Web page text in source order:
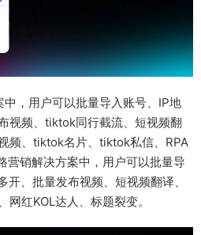
，用户可以批量导入账号、IP地
视频、tiktok同行截流、短视频翻
频、tiktok名片、tiktok私信、RPA
销解决方案中，用户可以批量导
、批量发布视频、短视频翻译、
红KOL达人、标题裂变。